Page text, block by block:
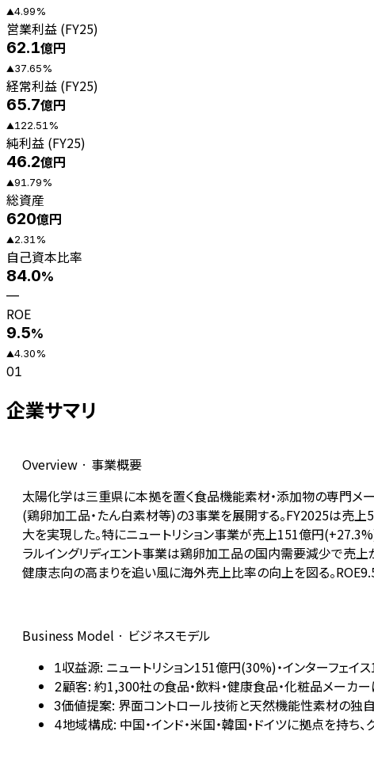
▲4.99%
営業利益 (FY25)
62.1億円
▲37.65%
経常利益 (FY25)
65.7億円
▲122.51 %
純利益 (FY25)
46.2億円
▲91.79%
総資産
620億円
▲2.31 %
自己資本比率
84.0%
—
ROE
9.5%
▲4.30%
01
企業サマリ
Overview · 事業概要
太陽化学は三重県に本拠を置く食品機能素材・添加物の専門メー
(鶏卵加工品・たん白素材等)の3事業を展開する。FY2025は
大を実現した。特にニュートリション事業が売上151億円
ラルイングリディエント事業は鶏卵加工品の国内需要減少で売上
健康志向の高まりを追い風に海外売上比率の向上を図る。
Business Model · ビジネスモデル
1収益源: ニュートリション151億円(30%)・インターフェ
2顧客: 約1,300社の食品・飲料・健康食品・化粧品メーカ
3価値提案: 界面コントロール技術と天然機能性素材の独自
4地域構成: 中国・インド・米国・韓国・ドイツに拠点を持ち